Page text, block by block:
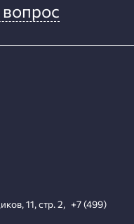
11, стр. 2, +7 (499)